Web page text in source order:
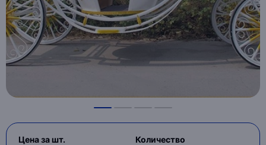
Цена за шт. Количество